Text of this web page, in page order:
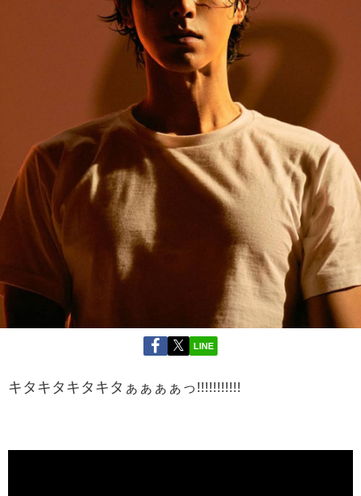
LINE
キタキタキタキタぁぁぁぁっ!!!!!!!!!!!